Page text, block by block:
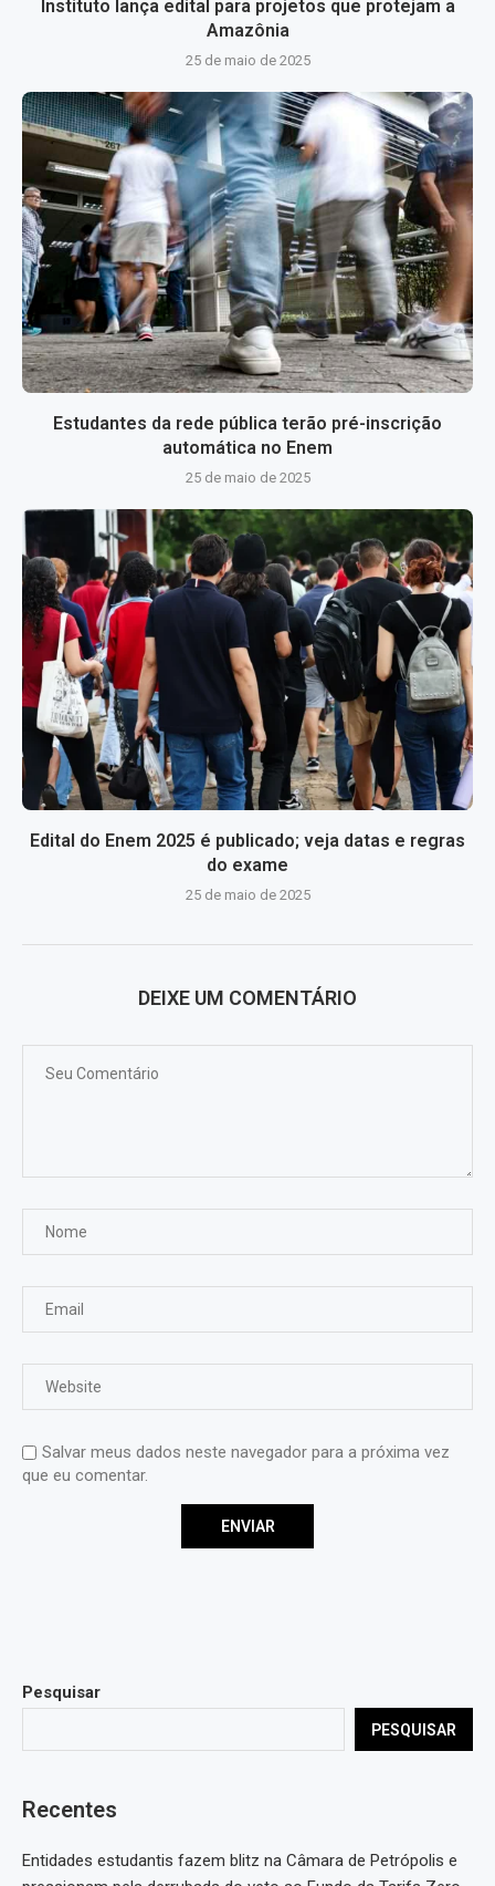
Instituto lança edital para projetos que protejam a
Amazônia
25 de maio de 2025
Estudantes da rede pública terão pré-inscrição
automática no Enem
25 de maio de 2025
Edital do Enem 2025 é publicado; veja datas e regras
do exame
25 de maio de 2025
DEIXE UM COMENTÁRIO
Salvar meus dados neste navegador para a próxima vez
que eu comentar.
Pesquisar
PESQUISAR
Recentes
Entidades estudantis fazem blitz na Câmara de Petrópolis e